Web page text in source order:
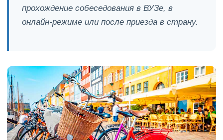
прохождение собеседования в ВУЗе, в
онлайн-режиме или после приезда в страну.